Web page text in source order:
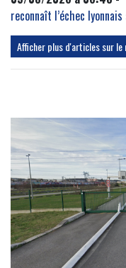
reconnaît l’échec
Afficher plus d'articles sur